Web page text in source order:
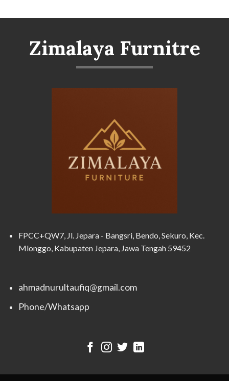
Zimalaya Furnitre
FPCC+QW7, Jl. Jepara - Bangsri, Bendo, Sekuro, Kec.
Mlonggo, Kabupaten Jepara, Jawa Tengah 59452
ahmadnurultaufiq@gmail.com
Phone/Whatsapp